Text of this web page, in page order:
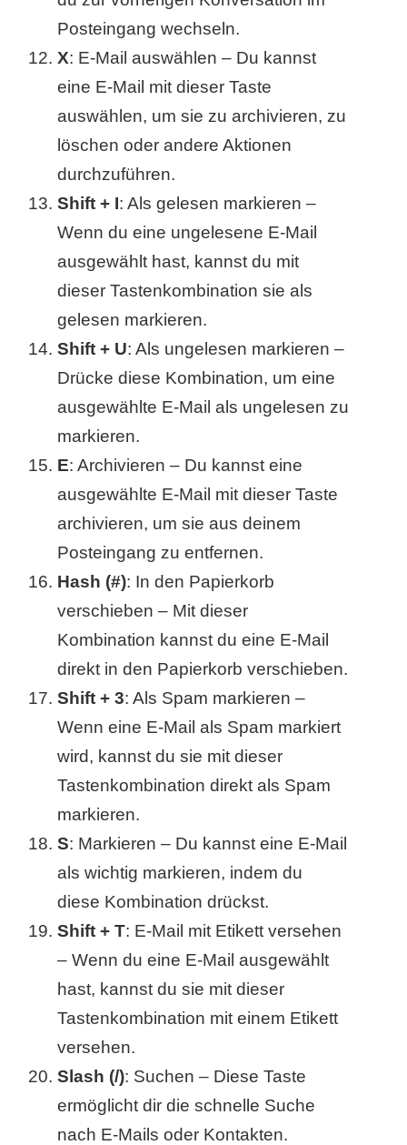
Posteingang wechseln.
X: E-Mail auswählen – Du kannst
eine E-Mail mit dieser Taste
auswählen, um sie zu archivieren, zu
löschen oder andere Aktionen
durchzuführen.
Shift + I: Als gelesen markieren –
Wenn du eine ungelesene E-Mail
ausgewählt hast, kannst du mit
dieser Tastenkombination sie als
gelesen markieren.
Shift + U: Als ungelesen markieren –
Drücke diese Kombination, um eine
ausgewählte E-Mail als ungelesen zu
markieren.
E: Archivieren – Du kannst eine
ausgewählte E-Mail mit dieser Taste
archivieren, um sie aus deinem
Posteingang zu entfernen.
Hash (#): In den Papierkorb
verschieben – Mit dieser
Kombination kannst du eine E-Mail
direkt in den Papierkorb verschieben.
Shift + 3: Als Spam markieren –
Wenn eine E-Mail als Spam markiert
wird, kannst du sie mit dieser
Tastenkombination direkt als Spam
markieren.
S: Markieren – Du kannst eine E-Mail
als wichtig markieren, indem du
diese Kombination drückst.
Shift + T: E-Mail mit Etikett versehen
– Wenn du eine E-Mail ausgewählt
hast, kannst du sie mit dieser
Tastenkombination mit einem Etikett
versehen.
Slash (/): Suchen – Diese Taste
ermöglicht dir die schnelle Suche
nach E-Mails oder Kontakten.